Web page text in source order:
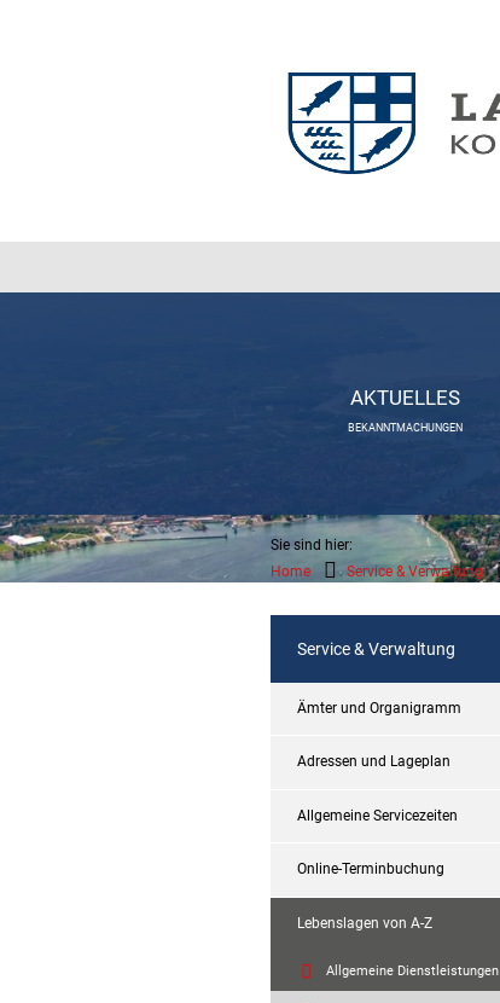
AKTUELLES
BEKANNTMACHUNGEN
Sie sind hier:
Home
Service & Verwaltung
Service & Verwaltung
Ämter und Organigramm
Adressen und Lageplan
Allgemeine Servicezeiten
Online-Terminbuchung
Lebenslagen von A-Z
Allgemeine Dienstleistungen